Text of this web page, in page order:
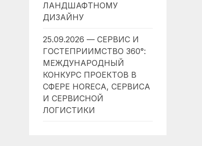
ЛАНДШАФТНОМУ
ДИЗАЙНУ
25.09.2026 — СЕРВИС И
ГОСТЕПРИИМСТВО 360°:
МЕЖДУНАРОДНЫЙ
КОНКУРС ПРОЕКТОВ В
СФЕРЕ HORECA, СЕРВИСА
И СЕРВИСНОЙ
ЛОГИСТИКИ